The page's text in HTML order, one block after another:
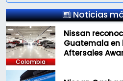
Noticias
Colombia
Nissan
Guatemala en
Aftersales